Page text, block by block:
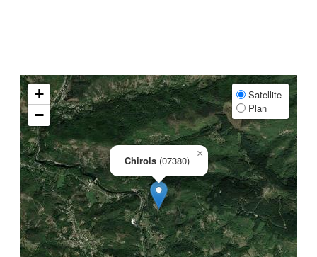
Chirols (07380)
×
+
−
Satellite
Plan